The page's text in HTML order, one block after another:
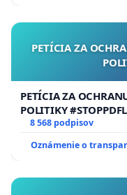
PETÍCIA ZA
PETÍCIA ZA
POLITIKY #STOPPDFL
8 568 podpisov
Oznámenie o